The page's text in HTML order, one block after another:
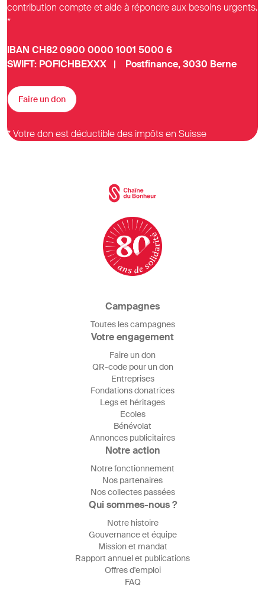
contribution compte et aide à répondre aux besoins urgents.
*
IBAN CH82 0900 0000 1001 5000 6
SWIFT: POFICHBEXXX | Postfinance, 3030 Berne
Faire un don
* Votre don est déductible des impôts en Suisse
Campagnes
Toutes les campagnes
Votre engagement
Faire un don
QR-code pour un don
Entreprises
Fondations donatrices
Legs et héritages
Ecoles
Bénévolat
Annonces publicitaires
Notre action
Notre fonctionnement
Nos partenaires
Nos collectes passées
Qui sommes-nous ?
Notre histoire
Gouvernance et équipe
Mission et mandat
Rapport annuel et publications
Offres d'emploi
FAQ